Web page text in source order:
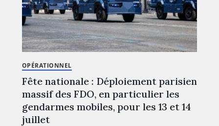
OPÉRATIONNEL
Fête nationale : Déploiement parisien
massif des FDO, en particulier les
gendarmes mobiles, pour les 13 et 14
juillet